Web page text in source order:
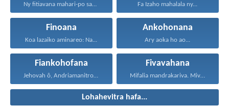
Ny fitiavana mahari-po sady... Fa Izaho mahalala ny...
Finoana
Koa lazaiko aminareo: Na...
Ankohonana
Ary aoka ho ao...
Fiankohofana
Jehovah ô, Andriamanitro Hianao...
Fivavahana
Mifalia mandrakariva. Mivavaha, ka...
Lohahevitra hafa...